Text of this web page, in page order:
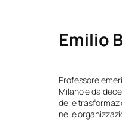
Emilio
Professore
Milano e da
delle
nelle